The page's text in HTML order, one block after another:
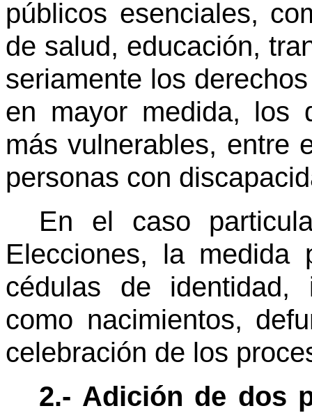
públicos esenciales,
de salud, educación,
seriamente los
en mayor medida, los
más vulnerables, entre
personas con
En el caso
Elecciones, la medida
cédulas de identidad,
como nacimientos,
celebración de los
2.- Adición de dos